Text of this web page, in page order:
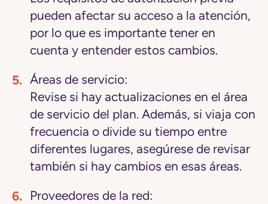
pueden afectar su acceso a la atención,
por lo que es importante tener en
cuenta y entender estos cambios.
Áreas de servicio:
Revise si hay actualizaciones en el área
de servicio del plan. Además, si viaja con
frecuencia o divide su tiempo entre
diferentes lugares, asegúrese de revisar
también si hay cambios en esas áreas.
Proveedores de la red: